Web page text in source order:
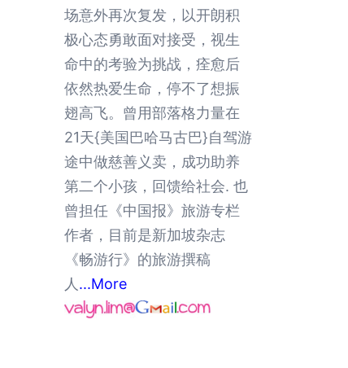
场意外再次复发，以开朗积
极心态勇敢面对接受，视生
命中的考验为挑战，痊愈后
依然热爱生命，停不了想振
翅高飞。曾用部落格力量在
21天{美国巴哈马古巴}自驾游
途中做慈善义卖，成功助养
第二个小孩，回馈给社会. 也
曾担任《中国报》旅游专栏
作者，目前是新加坡杂志
《畅游行》的旅游撰稿
人 ...More